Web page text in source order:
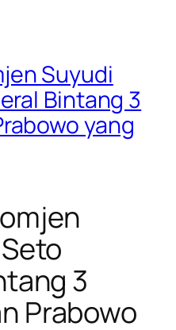
Suyudi
Bintang 3
yang
3
Prabowo